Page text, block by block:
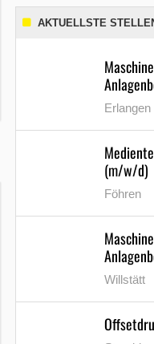
AKTUELLSTE
Erlangen
(m/w/d)
Föhren
Willstätt